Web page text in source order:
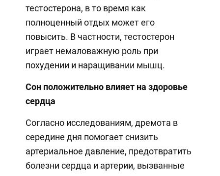
тестостерона, в то время как
полноценный отдых может его
повысить. В частности, тестостерон
играет немаловажную роль при
похудении и наращивании мышц.
Сон положительно влияет на здоровье
сердца
Согласно исследованиям, дремота в
середине дня помогает снизить
артериальное давление, предотвратить
болезни сердца и артерии, вызванные